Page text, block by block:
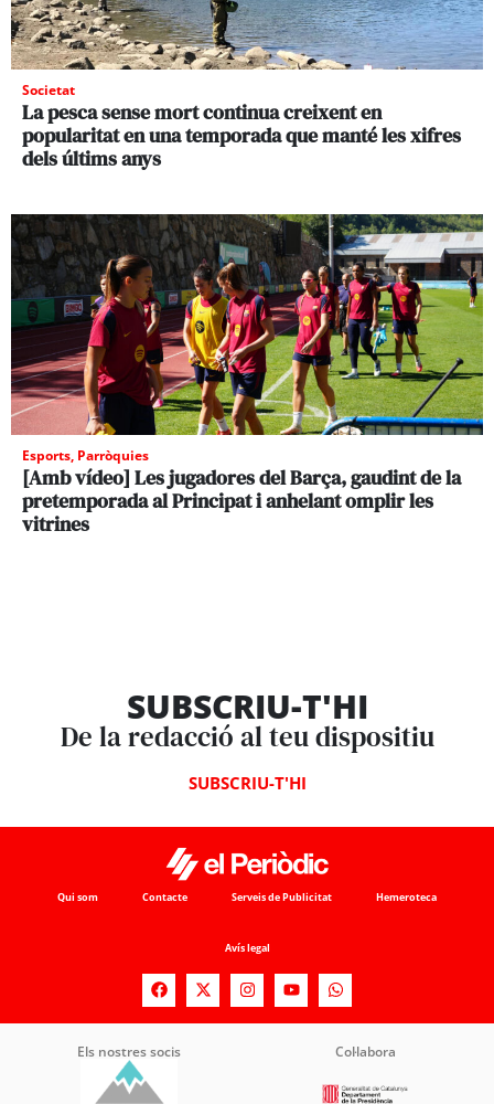
Societat
La pesca sense mort continua creixent en
popularitat en una temporada que manté les xifres
dels últims anys
Esports, Parròquies
[Amb vídeo] Les jugadores del Barça, gaudint de la
pretemporada al Principat i anhelant omplir les
vitrines
SUBSCRIU-T'HI
De la redacció al teu dispositiu
SUBSCRIU-T'HI
Qui som Contacte Serveis de Publicitat Hemeroteca
Avís legal
Els nostres socis Col·labora